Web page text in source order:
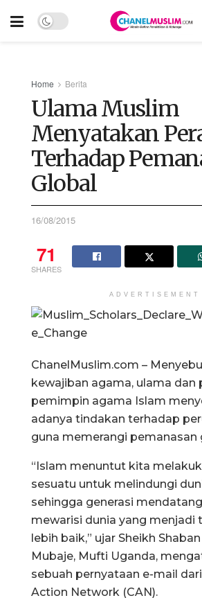
Home Berita
Ulama Muslim
Menyatakan
Terhadap
Global
16/08/2015
71
SHARES
ADVERTISEMENT
ChanelMuslim.com –
kewajiban agama, ulama dan
pemimpin agama Islam
adanya tindakan terhadap
guna memerangi pemanasan
“Islam menuntut kita
sesuatu untuk melindungi
sehingga generasi
mewarisi dunia yang menjadi
lebih baik,” ujar Sheikh
Mubaje, Mufti Uganda,
sebuah pernyataan e-mail
Action Network (CAN).